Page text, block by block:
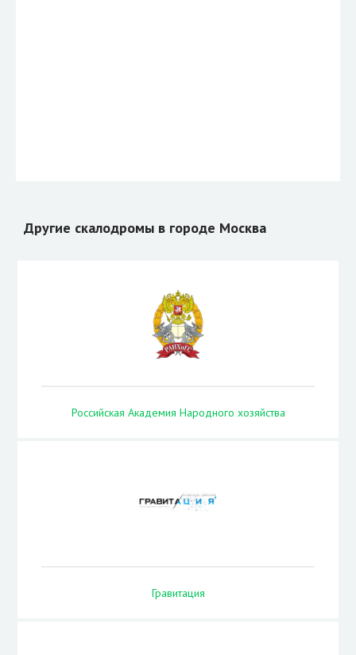
Другие скалодромы в городе Москва
Российская Академия Народного хозяйства
Гравитация